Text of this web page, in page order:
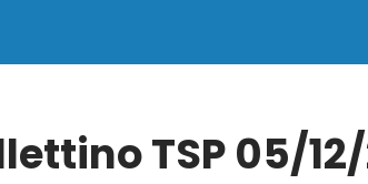
TSP 05/